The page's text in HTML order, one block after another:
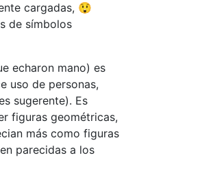
cargadas, 😲
de símbolos
echaron mano) es
uso de personas,
sugerente). Es
figuras geométricas,
más como figuras
parecidas a los